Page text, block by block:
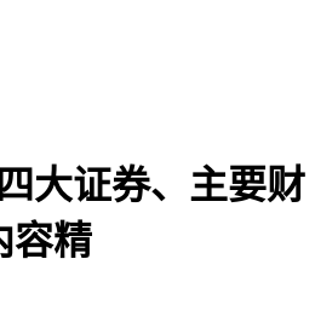
大证券、主要财
容精